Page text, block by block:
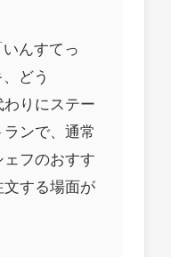
んすてっ
どう
りにステー
ンで、通常
フのおすす
する場面が